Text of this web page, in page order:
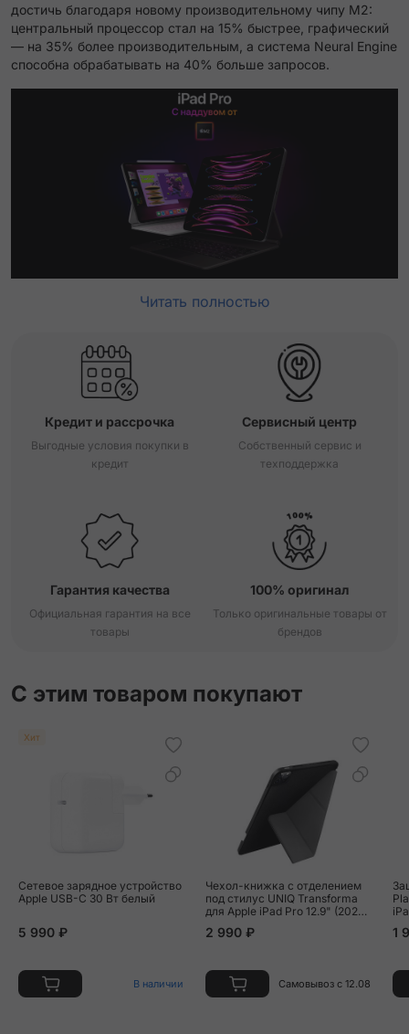
достичь благодаря новому производительному чипу М2:
центральный процессор стал на 15% быстрее, графический
— на 35% более производительным, а система Neural Engine
способна обрабатывать на 40% больше запросов.
Читать полностью
Кредит и рассрочка
Выгодные условия покупки в
кредит
Сервисный центр
Собственный сервис и
техподдержка
Гарантия качества
Официальная гарантия на все
товары
100% оригинал
Только оригинальные товары от
брендов
С этим товаром покупают
Хит
Сетевое зарядное устройство
Apple USB-C 30 Вт белый
5 990 ₽
В наличии
Чехол-книжка c отделением
под стилус UNIQ Transforma
для Apple iPad Pro 12.9" (2021 /
2 990 ₽
Самовывоз с 12.08
1